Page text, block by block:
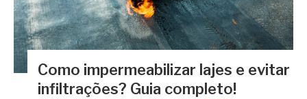
Como impermeabilizar lajes e evitar
infiltrações? Guia completo!